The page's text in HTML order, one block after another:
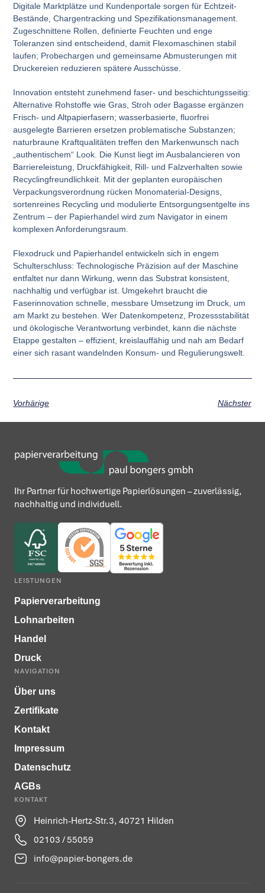
Digitale Marktplätze und Kundenportale sorgen für Echtzeit-
Bestände, Chargentracking und Spezifikationsmanagement.
Zugeschnittene Rollen, definierte Feuchten und enge
Toleranzen sind entscheidend, damit Flexomaschinen stabil
laufen; Probechargen und gemeinsame Abmusterungen mit
Druckereien reduzieren spätere Ausschüsse.
Innovation entsteht zunehmend faser- und beschichtungsseitig:
Alternative Rohstoffe wie Gras, Stroh oder Bagasse ergänzen
Frisch- und Altpapierfasern; wasserbasierte, fluorfrei
ausgelegte Barrieren ersetzen problematische Substanzen;
naturbraune Kraftqualitäten treffen den Markenwunsch nach
„authentischem“ Look. Die Kunst liegt im Ausbalancieren von
Barriereleistung, Druckfähigkeit, Rill- und Falzverhalten sowie
Recyclingfreundlichkeit. Mit der geplanten europäischen
Verpackungsverordnung rücken Monomaterial-Designs,
sortenreines Recycling und modulierte Entsorgungsentgelte ins
Zentrum – der Papierhandel wird zum Navigator in einem
komplexen Anforderungsraum.
Flexodruck und Papierhandel entwickeln sich in engem
Schulterschluss: Technologische Präzision auf der Maschine
entfaltet nur dann Wirkung, wenn das Substrat konsistent,
nachhaltig und verfügbar ist. Umgekehrt braucht die
Faserinnovation schnelle, messbare Umsetzung im Druck, um
am Markt zu bestehen. Wer Datenkompetenz, Prozessstabilität
und ökologische Verantwortung verbindet, kann die nächste
Etappe gestalten – effizient, kreislauffähig und nah am Bedarf
einer sich rasant wandelnden Konsum- und Regulierungswelt.
Vorhärige Nächster
Ihr Partner für hochwertige Papierlösungen – zuverlässig,
nachhaltig und individuell.
LEISTUNGEN
Papierverarbeitung
Lohnarbeiten
Handel
Druck
NAVIGATION
Über uns
Zertifikate
Kontakt
Impressum
Datenschutz
AGBs
KONTAKT
Heinrich-Hertz-Str.3, 40721 Hilden
02103 / 55059
info@papier-bongers.de